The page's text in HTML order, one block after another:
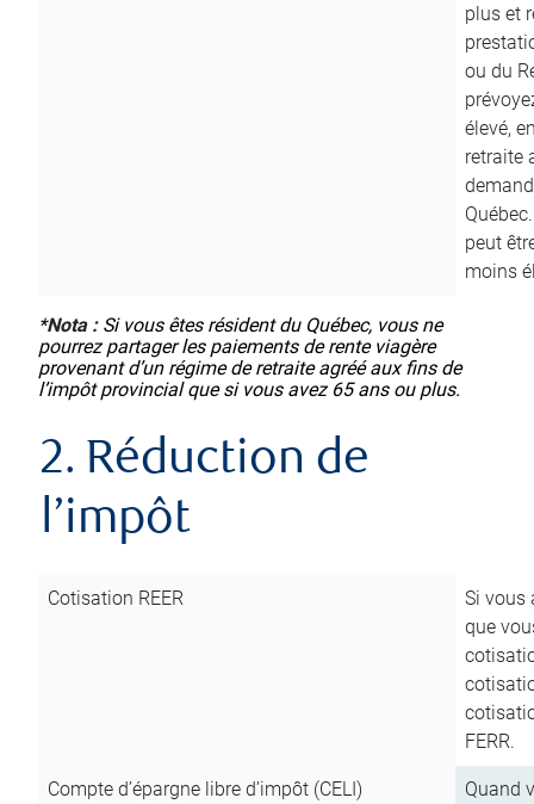
plus et
ou du
élevé,
retraite
peut
moins
*Nota :Si vous êtes résident du Québec, vous ne
pourrez partager les paiements de rente viagère
provenant d’un régime de retraite agréé aux fins de
l’impôt provincial que si vous avez 65 ans ou plus.
2. Réduction de
l’impôt
Cotisation REER
Si vous
que
FERR.
Compte d’épargne libre d’impôt (CELI)
Quand